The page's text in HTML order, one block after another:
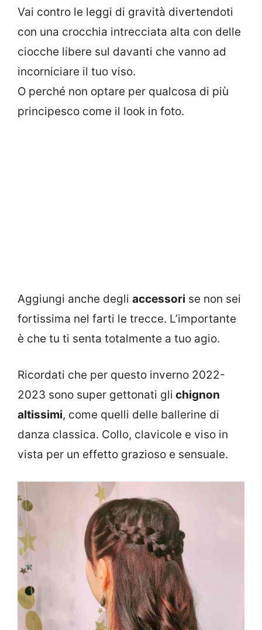
Vai contro le leggi di gravità divertendoti
con una crocchia intrecciata alta con delle
ciocche libere sul davanti che vanno ad
incorniciare il tuo viso.
O perché non optare per qualcosa di più
principesco come il look in foto.
Aggiungi anche degli accessori se non sei
fortissima nel farti le trecce. L’importante
è che tu ti senta totalmente a tuo agio.
Ricordati che per questo inverno 2022-
2023 sono super gettonati gli chignon
altissimi, come quelli delle ballerine di
danza classica. Collo, clavicole e viso in
vista per un effetto grazioso e sensuale.